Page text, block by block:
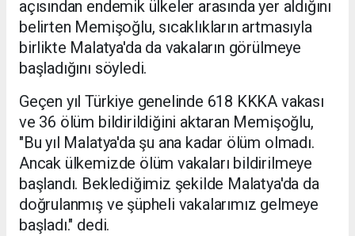
açısından endemik ülkeler arasında yer aldığını
belirten Memişoğlu, sıcaklıkların artmasıyla
birlikte Malatya'da da vakaların görülmeye
başladığını söyledi.
Geçen yıl Türkiye genelinde 618 KKKA vakası
ve 36 ölüm bildirildiğini aktaran Memişoğlu,
"Bu yıl Malatya'da şu ana kadar ölüm olmadı.
Ancak ülkemizde ölüm vakaları bildirilmeye
başlandı. Beklediğimiz şekilde Malatya'da da
doğrulanmış ve şüpheli vakalarımız gelmeye
başladı." dedi.